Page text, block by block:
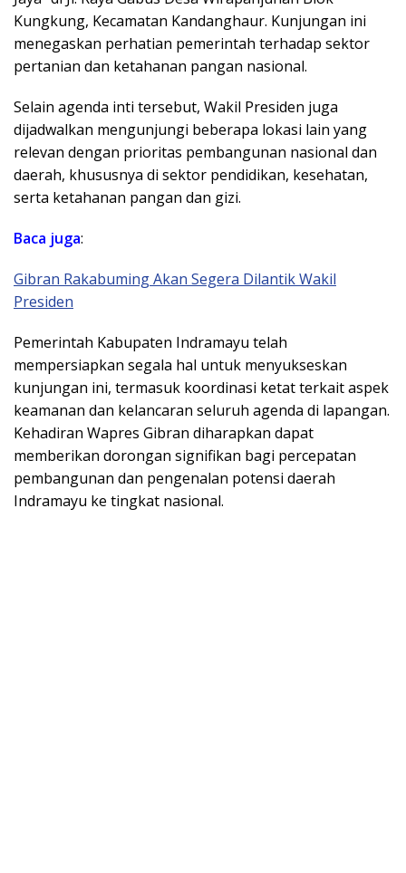
Kungkung, Kecamatan Kandanghaur. Kunjungan ini
menegaskan perhatian pemerintah terhadap sektor
pertanian dan ketahanan pangan nasional.
Selain agenda inti tersebut, Wakil Presiden juga
dijadwalkan mengunjungi beberapa lokasi lain yang
relevan dengan prioritas pembangunan nasional dan
daerah, khususnya di sektor pendidikan, kesehatan,
serta ketahanan pangan dan gizi.
Baca juga:
Gibran Rakabuming Akan Segera Dilantik Wakil
Presiden
Pemerintah Kabupaten Indramayu telah
mempersiapkan segala hal untuk menyukseskan
kunjungan ini, termasuk koordinasi ketat terkait aspek
keamanan dan kelancaran seluruh agenda di lapangan.
Kehadiran Wapres Gibran diharapkan dapat
memberikan dorongan signifikan bagi percepatan
pembangunan dan pengenalan potensi daerah
Indramayu ke tingkat nasional.